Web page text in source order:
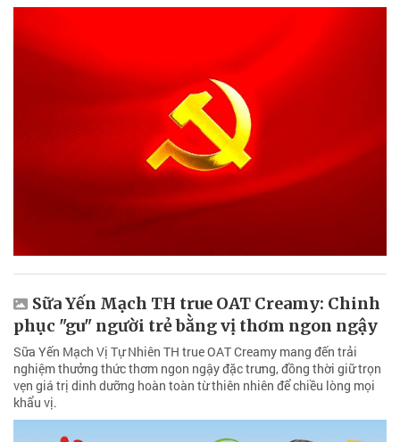
Sữa Yến Mạch TH true OAT Creamy: Chinh
phục "gu" người trẻ bằng vị thơm ngon ngậy
Sữa Yến Mạch Vị Tự Nhiên TH true OAT Creamy mang đến trải
nghiệm thưởng thức thơm ngon ngậy đặc trưng, đồng thời giữ trọn
vẹn giá trị dinh dưỡng hoàn toàn từ thiên nhiên để chiều lòng mọi
khẩu vị.